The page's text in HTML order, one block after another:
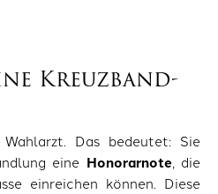
Kreuzband-
Das bedeutet: Sie
eine Honorarnote, die
einreichen können. Diese